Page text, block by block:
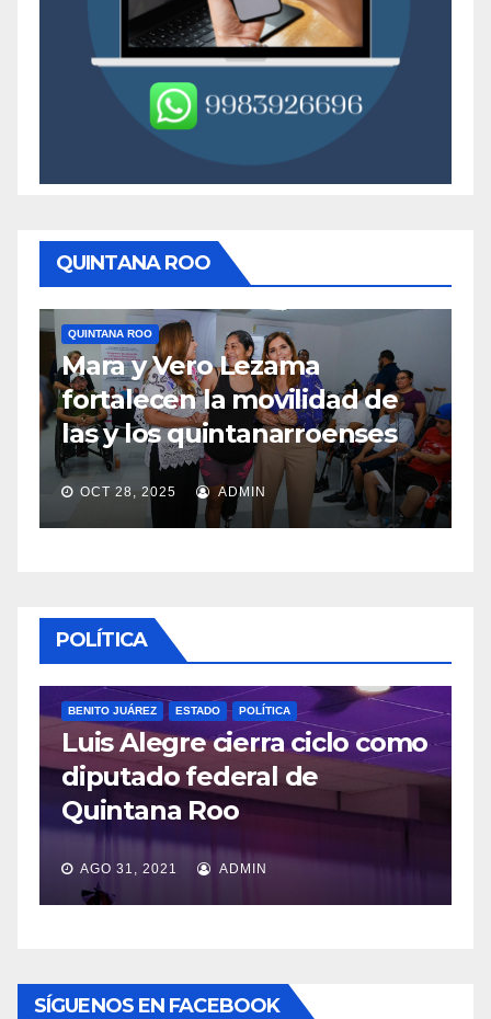
QUINTANA ROO
Lezama
la movilidad de
ADMIN
Medidas
mejorar el
en Tulum
OCT 28, 2025 ADMIN
POLÍTICA
POLÍTICA
cierra ciclo como
federal de
Roo
ADMIN
POLÍTICA
López
veda por
SÍGUENOS EN FACEBOOK